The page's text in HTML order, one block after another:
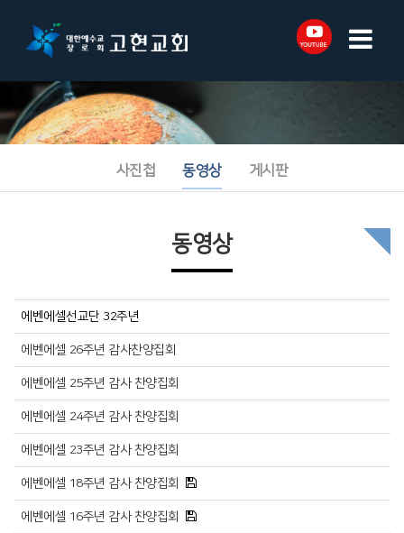
사진첩 동영상 게시판
동영상
에벤에셀선교단 32주년
에벤에셀 26주년 감사찬양집회
에벤에셀 25주년 감사 찬양집회
에벤에셀 24주년 감사 찬양집회
에벤에셀 23주년 감사 찬양집회
에벤에셀 18주년 감사 찬양집회
에벤에셀 16주년 감사 찬양집회